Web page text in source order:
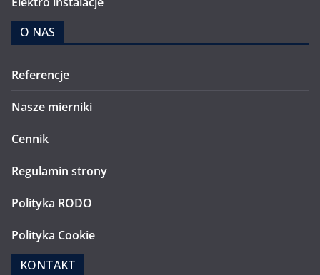
O NAS
Referencje
Nasze mierniki
Cennik
Regulamin strony
Polityka RODO
Polityka Cookie
KONTAKT